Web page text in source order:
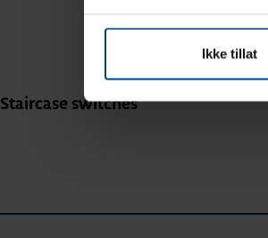
Ikke tillat
Staircase switches